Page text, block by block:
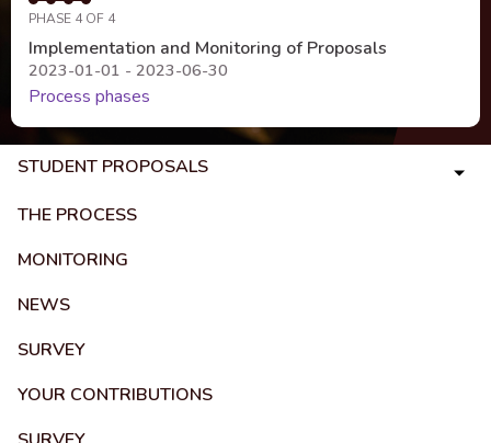
PHASE 4 OF 4
Implementation and Monitoring of Proposals
2023-01-01 - 2023-06-30
Process phases
STUDENT PROPOSALS
THE PROCESS
MONITORING
NEWS
SURVEY
YOUR CONTRIBUTIONS